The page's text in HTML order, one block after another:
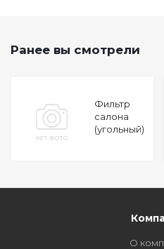
Ранее вы смотрели
Фильтр
салона
(угольный)
О